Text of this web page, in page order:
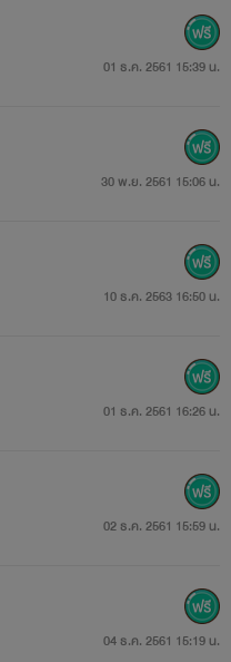
01 ธ.ค. 2561 15:39 น.
30 พ.ย. 2561 15:06 น.
10 ธ.ค. 2563 16:50 น.
01 ธ.ค. 2561 16:26 น.
02 ธ.ค. 2561 15:59 น.
04 ธ.ค. 2561 15:19 น.